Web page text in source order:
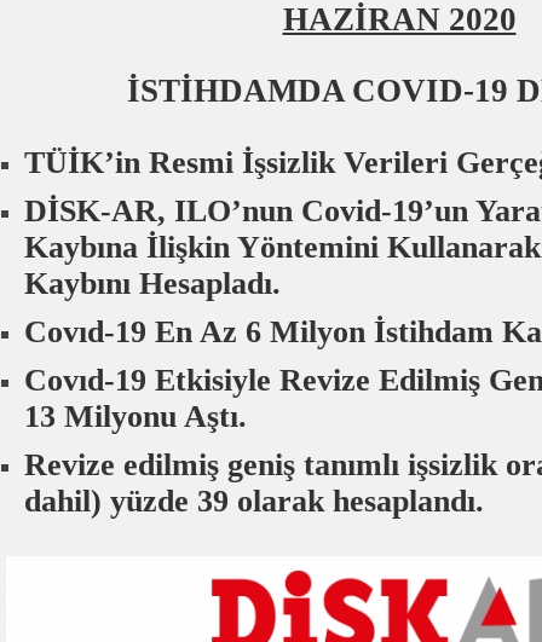
HAZİRAN 2020
İSTİHDAMDA COVID-19
TÜİK’in Resmi İşsizlik Verileri
DİSK-AR, ILO’nun Covid-19’un
Kaybına İlişkin Yöntemini
Kaybını Hesapladı.
Covıd-19 En Az 6 Milyon İstihdam
Covıd-19 Etkisiyle Revize Edilmiş
13 Milyonu Aştı.
Revize edilmiş geniş tanımlı işsizlik
dahil) yüzde 39 olarak hesaplandı.